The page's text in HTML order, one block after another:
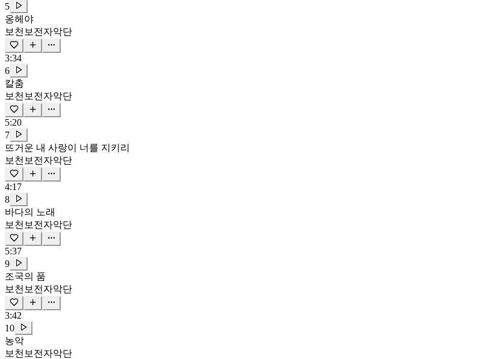
5
옹헤야
보천보전자악단
3:34
6
칼춤
보천보전자악단
5:20
7
뜨거운 내 사랑이 너를 지키리
보천보전자악단
4:17
8
바다의 노래
보천보전자악단
5:37
9
조국의 품
보천보전자악단
3:42
10
농악
보천보전자악단